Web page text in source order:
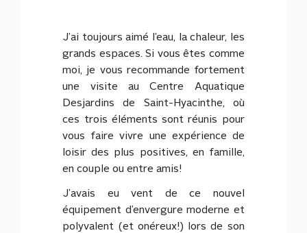
J’ai toujours aimé l’eau, la chaleur, les
grands espaces. Si vous êtes comme
moi, je vous recommande fortement
une visite au Centre Aquatique
Desjardins de Saint-Hyacinthe, où
ces trois éléments sont réunis pour
vous faire vivre une expérience de
loisir des plus positives, en famille,
en couple ou entre amis!
J’avais eu vent de ce nouvel
équipement d’envergure moderne et
polyvalent (et onéreux!) lors de son